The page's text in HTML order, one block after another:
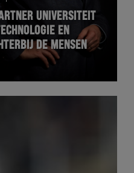
UNIVERSITEIT
EN
DE MENSEN